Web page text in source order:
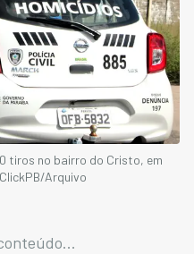
tiros no bairro do Cristo, em
Arquivo